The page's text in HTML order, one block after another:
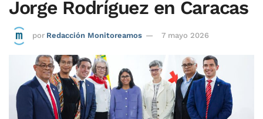
Jorge Rodríguez en Caracas
por Redacción Monitoreamos 7 mayo 2026